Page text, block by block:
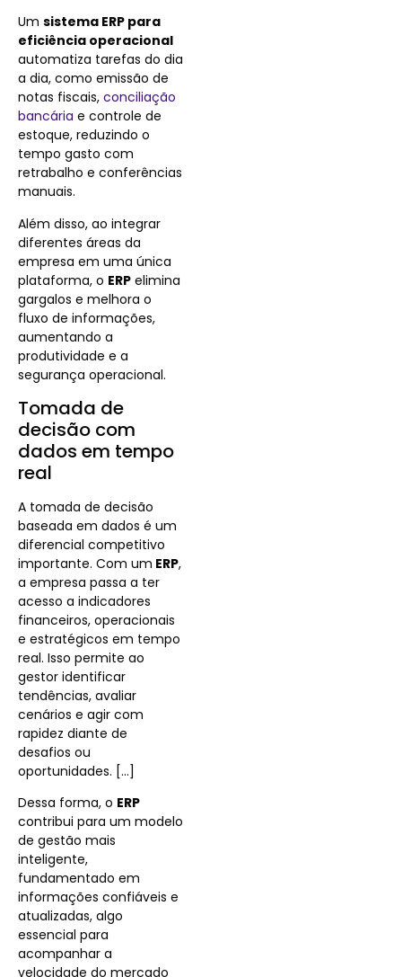
Um sistema ERP para
eficiência operacional
automatiza tarefas do dia
a dia, como emissão de
notas fiscais, conciliação
bancária e controle de
estoque, reduzindo o
tempo gasto com
retrabalho e conferências
manuais.
Além disso, ao integrar
diferentes áreas da
empresa em uma única
plataforma, o ERP elimina
gargalos e melhora o
fluxo de informações,
aumentando a
produtividade e a
segurança operacional.
Tomada de
decisão com
dados em tempo
real
A tomada de decisão
baseada em dados é um
diferencial competitivo
importante. Com um ERP,
a empresa passa a ter
acesso a indicadores
financeiros, operacionais
e estratégicos em tempo
real. Isso permite ao
gestor identificar
tendências, avaliar
cenários e agir com
rapidez diante de
desafios ou
oportunidades. […]
Dessa forma, o ERP
contribui para um modelo
de gestão mais
inteligente,
fundamentado em
informações confiáveis e
atualizadas, algo
essencial para
acompanhar a
velocidade do mercado